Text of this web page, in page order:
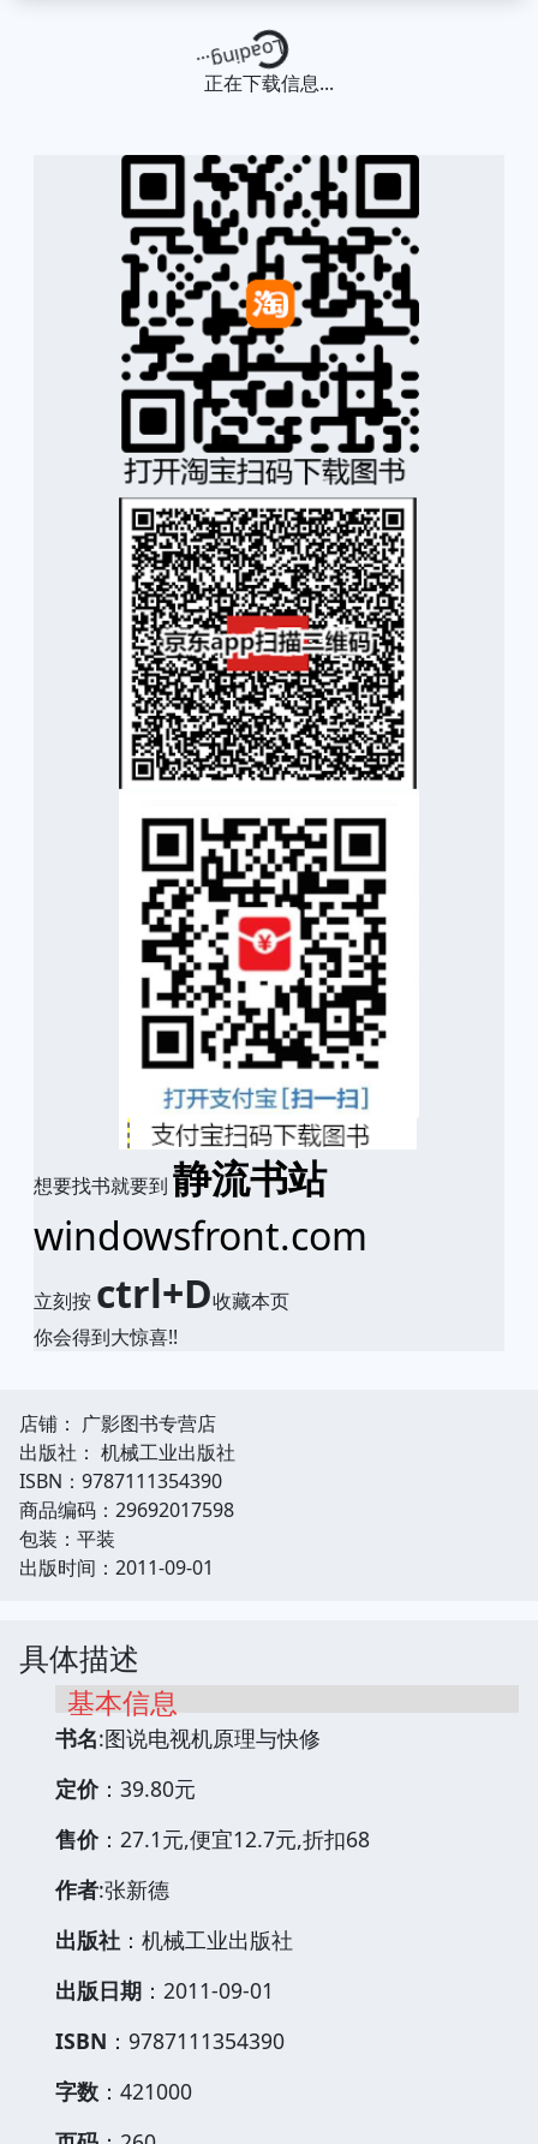
Loading...
正在下载信息...
想要找书就要到 静流书站
windowsfront.com
立刻按 ctrl+D收藏本页
你会得到大惊喜!!
店铺： 广影图书专营店
出版社： 机械工业出版社
ISBN：9787111354390
商品编码：29692017598
包装：平装
出版时间：2011-09-01
具体描述
基本信息
书名:图说电视机原理与快修
定价：39.80元
售价：27.1元,便宜12.7元,折扣68
作者:张新德
出版社 ：机械工业出版社
出版日期 ：2011-09-01
ISBN ：9787111354390
字数 ：421000